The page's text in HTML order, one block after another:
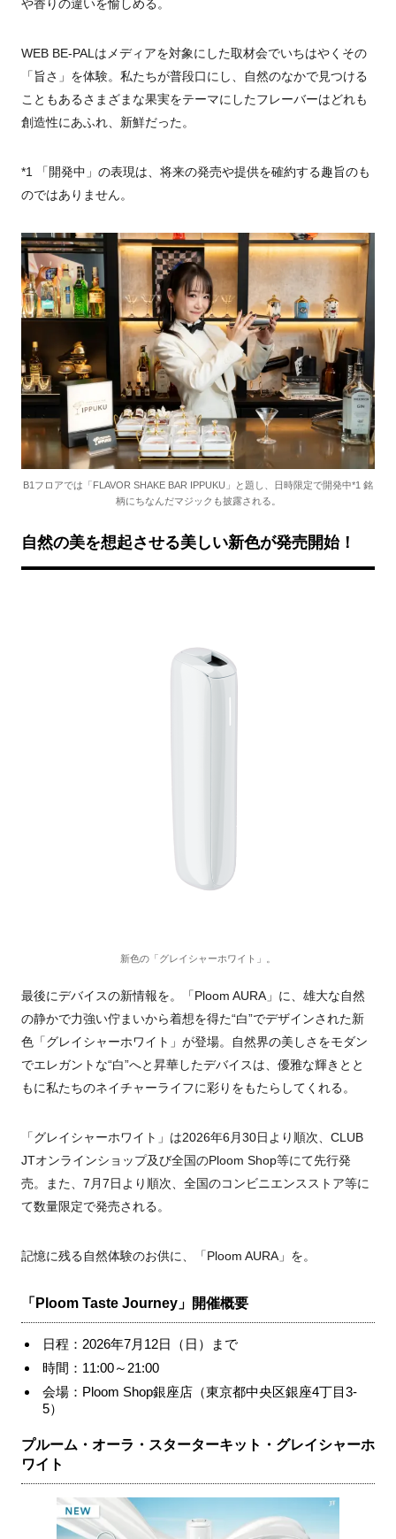
や香りの違いを愉しめる。
WEB BE-PALはメディアを対象にした取材会でいちはやくその
「旨さ」を体験。私たちが普段口にし、自然のなかで見つける
こともあるさまざまな果実をテーマにしたフレーバーはどれも
創造性にあふれ、新鮮だった。
*1 「開発中」の表現は、将来の発売や提供を確約する趣旨のも
のではありません。
B1フロアでは「FLAVOR SHAKE BAR IPPUKU」と題し、日時限定で開発中*1 銘
柄にちなんだマジックも披露される。
自然の美を想起させる美しい新色が発売開始！
新色の「グレイシャーホワイト」。
最後にデバイスの新情報を。「Ploom AURA」に、雄大な自然
の静かで力強い佇まいから着想を得た“白”でデザインされた新
色「グレイシャーホワイト」が登場。自然界の美しさをモダン
でエレガントな“白”へと昇華したデバイスは、優雅な輝きとと
もに私たちのネイチャーライフに彩りをもたらしてくれる。
「グレイシャーホワイト」は2026年6月30日より順次、CLUB
JTオンラインショップ及び全国のPloom Shop等にて先行発
売。また、7月7日より順次、全国のコンビニエンスストア等に
て数量限定で発売される。
記憶に残る自然体験のお供に、「Ploom AURA」を。
「Ploom Taste Journey」開催概要
日程：2026年7月12日（日）まで
時間：11:00～21:00
会場：Ploom Shop銀座店（東京都中央区銀座4丁目3-
5）
プルーム・オーラ・スターターキット・グレイシャーホ
ワイト